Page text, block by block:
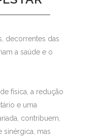
decorrentes das
a saúde e o
física, a redução
e uma
contribuem,
sinérgica, mas